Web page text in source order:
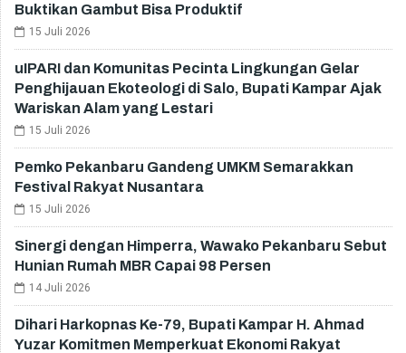
Buktikan Gambut Bisa Produktif
15 Juli 2026
uIPARI dan Komunitas Pecinta Lingkungan Gelar
Penghijauan Ekoteologi di Salo, Bupati Kampar Ajak
Wariskan Alam yang Lestari
15 Juli 2026
Pemko Pekanbaru Gandeng UMKM Semarakkan
Festival Rakyat Nusantara
15 Juli 2026
Sinergi dengan Himperra, Wawako Pekanbaru Sebut
Hunian Rumah MBR Capai 98 Persen
14 Juli 2026
Dihari Harkopnas Ke-79, Bupati Kampar H. Ahmad
Yuzar Komitmen Memperkuat Ekonomi Rakyat